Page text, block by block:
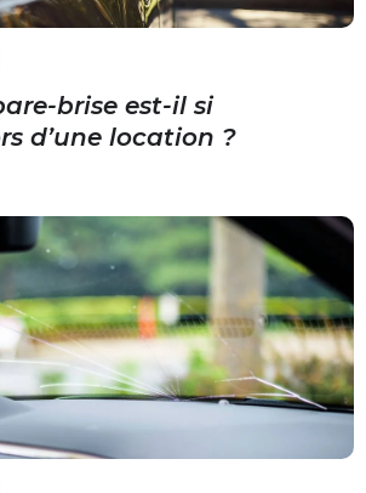
brise est-il si
d’une location ?